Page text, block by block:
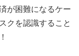
が困難になるケー
クを認識すること